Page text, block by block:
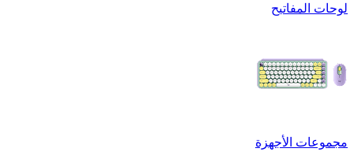
لوحات المفاتيح
مجموعات الأجهزة